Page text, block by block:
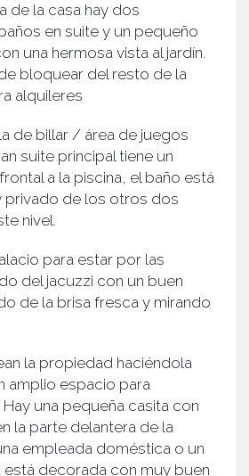
de la casa hay dos
en suite y un pequeño
una hermosa vista al jardín.
bloquear del resto de la
alquileres
de billar / área de juegos
suite principal tiene un
a la piscina, el baño está
privado de los otros dos
nivel.
para estar por las
del jacuzzi con un buen
de la brisa fresca y mirando
la propiedad haciéndola
amplio espacio para
una pequeña casita con
la parte delantera de la
empleada doméstica o un
está decorada con muy buen